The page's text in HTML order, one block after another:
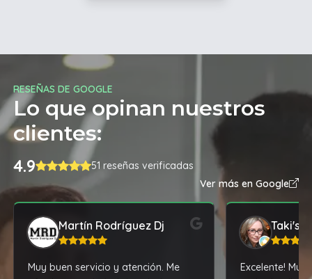
RESEÑAS DE GOOGLE
Lo que opinan nuestros
clientes:
4.9
51 reseñas verificadas
Ver más en Google
Martín Rodríguez Dj
Muy buen servicio y atención. Me
Taki's
Excelente!